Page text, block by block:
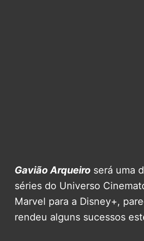
Gavião Arqueiro será uma
séries do Universo
Marvel para a Disney+,
rendeu alguns sucessos